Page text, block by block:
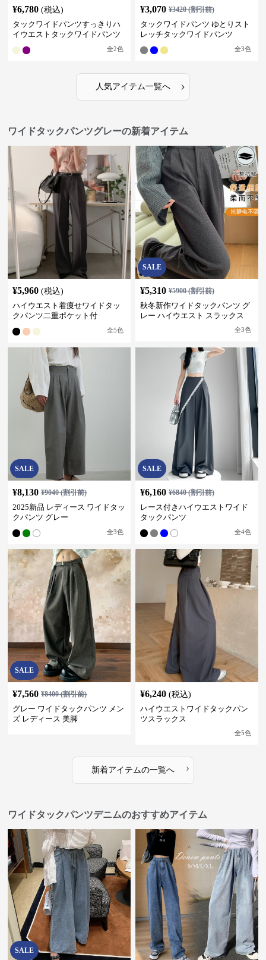
¥6,780 (税込)
タックワイドパンツすっきりハ
イウエストタックワイドパンツ
全2色
¥3,070 ¥3420(割引前)
タックワイドパンツ ゆとりスト
レッチタックワイドパンツ
全3色
人気アイテム一覧へ ›
ワイドタックパンツグレーの新着アイテム
¥5,960 (税込)
ハイウエスト着痩せワイドタッ
クパンツ二重ポケット付
全5色
SALE
¥5,310 ¥5900(割引前)
秋冬新作ワイドタックパンツ グ
レー ハイウエスト スラックス
全3色
SALE
¥8,130 ¥9040(割引前)
2025新品 レディース ワイドタッ
クパンツ グレー
全3色
SALE
¥6,160 ¥6840(割引前)
レース付きハイウエストワイド
タックパンツ
全4色
SALE
¥7,560 ¥8400(割引前)
グレー ワイドタックパンツ メン
ズ レディース 美脚
¥6,240 (税込)
ハイウエストワイドタックパン
ツスラックス
全5色
新着アイテムの一覧へ ›
ワイドタックパンツデニムのおすすめアイテム
SALE